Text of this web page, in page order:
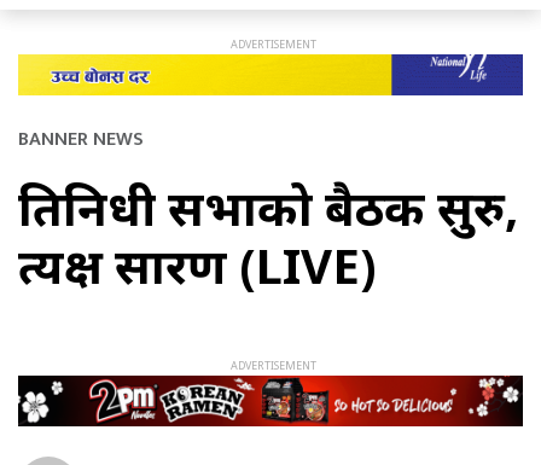
BANNER NEWS
प्रतिनिधी सभाको बैठक सुरु,
प्रत्यक्ष प्रसारण (LIVE)